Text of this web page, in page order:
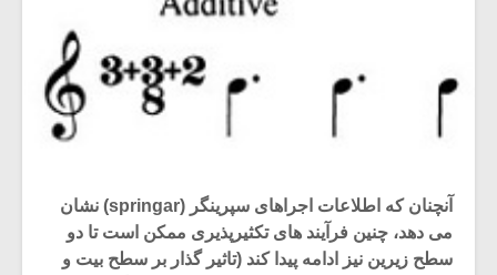
آنچنان که اطلاعات اجراهای سپرینگر (springar) نشان
می دهد، چنین فرآیند های تکثیرپذیری ممکن است تا دو
سطح زیرین نیز ادامه پیدا کند (تاثیر گذار بر سطح بیت و